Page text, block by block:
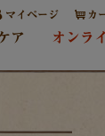
マイページ カ
ア オンラ